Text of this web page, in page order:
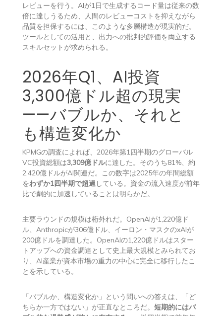
レビューを行う。AIが1日で生成するコード量は従来の数
倍に達しうるため、人間のレビューコストを抑えながら
品質を担保するには、このような多層構造が現実的だ。
ツールとしての活用と、出力への批判的評価を両立する
スキルセットが求められる。
2026年Q1、AI投資
3,300億ドル超の現実
——バブルか、それと
も構造変化か
KPMGの調査によれば、2026年第1四半期のグローバル
VC投資総額は3,309億ドルに達した。そのうち81%、約
2,420億ドルがAI関連だ。この数字は2025年の年間総額
をわずか1四半期で超過 している。資金の流入速度が前年
比で劇的に加速していることは明らかだ。
主要ラウンドの規模は桁外れだ。OpenAIが1,220億ド
ル、Anthropicが306億ドル、イーロン・マスクのxAIが
200億ドルを調達した。OpenAIの1,220億ドルはスター
トアップへの資金調達として史上最大規模とみられてお
り、AI産業が資本市場の重力の中心に完全に移行したこ
とを示している。
「バブルか、構造変化か」という問いへの答えは、「ど
ちらか一方ではない」が正直なところだ。 短期的にはバ